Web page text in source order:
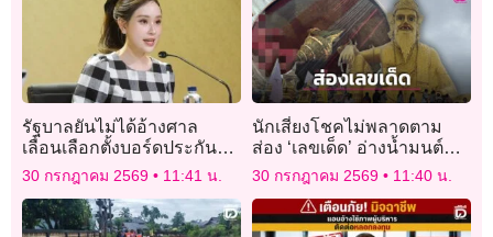
รัฐบาลยันไม่ได้อ้างศาล
เลื่อนเลือกตั้งบอร์ดประกัน
สังคม
30 กรกฎาคม 2569 11:41 น.
นักเสี่ยงโชคไม่พลาดตาม
ส่อง ‘เลขเด็ด’ อ่างน้ำมนต์
ฤาษีเณร พระนครศรีอยุธยา
30 กรกฎาคม 2569 11:40 น.